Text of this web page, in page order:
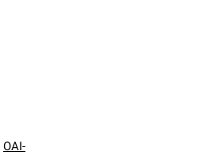
OAI-